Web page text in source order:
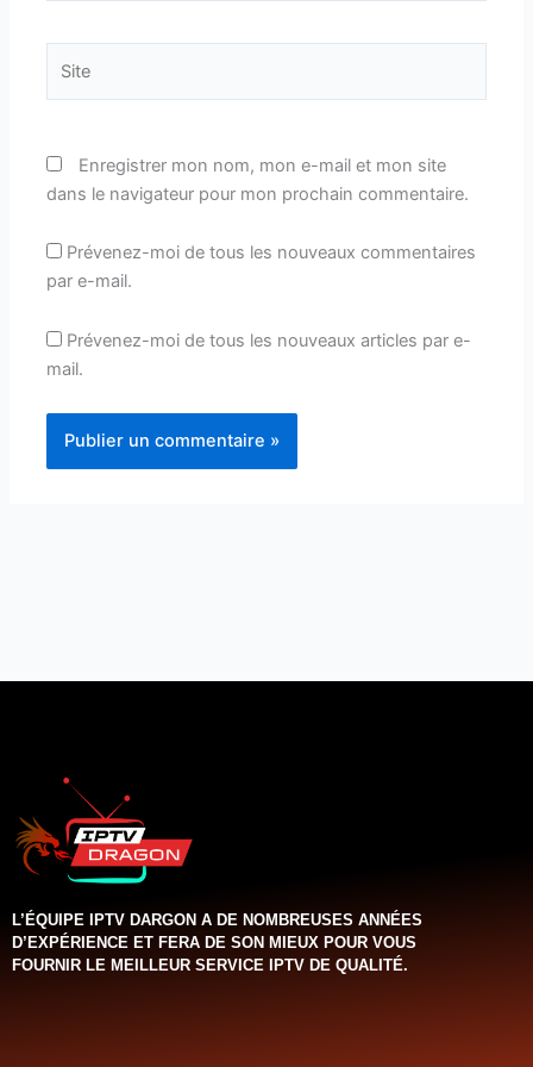
Enregistrer mon nom, mon e-mail et mon site
dans le navigateur pour mon prochain commentaire.
Prévenez-moi de tous les nouveaux commentaires
par e-mail.
Prévenez-moi de tous les nouveaux articles par e-
mail.
L’ÉQUIPE IPTV DARGON A DE NOMBREUSES ANNÉES
D’EXPÉRIENCE ET FERA DE SON MIEUX POUR VOUS
FOURNIR LE MEILLEUR SERVICE IPTV DE QUALITÉ.‌‌‌‌‌